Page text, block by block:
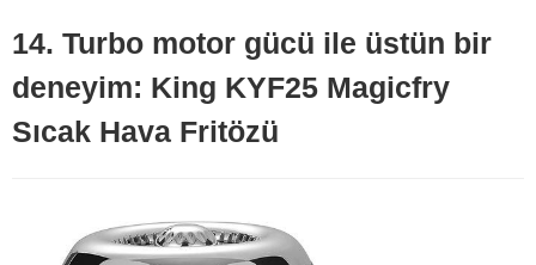
14. Turbo motor gücü ile üstün bir
deneyim: King KYF25 Magicfry
Sıcak Hava Fritözü